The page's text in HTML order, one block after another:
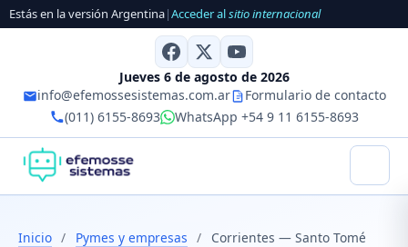
Estás en la versión Argentina|Acceder alsitio internacional
Jueves 6 de agosto de 2026
info@efemossesistemas.com.ar
Formulario de contacto
(011) 6155-8693
WhatsApp +54 9 11 6155-8693
Inicio / Pymes y empresas / Corrientes — Santo Tomé